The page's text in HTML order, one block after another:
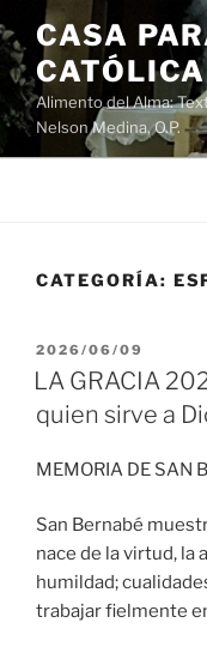
Saltar
al
contenido
CASA
CATÓLICA
Alimento del Alma:
Nelson Medina, O.P.
CATEGORÍA:
PUBLICADO
EL
2026/06/09
LA GRACIA
quien sirve a
MEMORIA DE SAN
San Bernabé
nace de la virtud, la
humildad;
trabajar fielmente